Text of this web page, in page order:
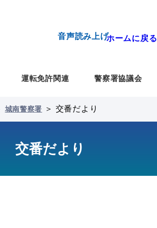
音声読み上げホームに戻る
運転免許関連 警察署協議会
城南警察署 ＞ 交番だより
交番だより